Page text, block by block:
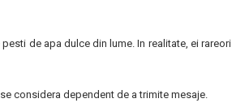
de apa dulce din lume. In realitate, ei rareori
considera dependent de a trimite mesaje.